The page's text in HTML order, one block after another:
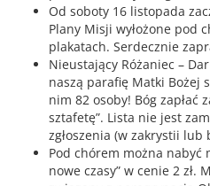
Od soboty 16 listopada
Plany Misji wyłożone pod
plakatach. Serdecznie
Nieustający Różaniec –
naszą parafię Matki Bożej
nim 82 osoby! Bóg zapłać
sztafetę”. Lista nie jest
zgłoszenia (w zakrystii
Pod chórem można nabyć
nowe czasy” w cenie 2